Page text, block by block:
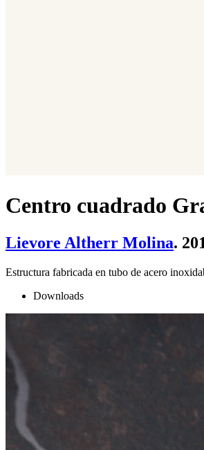
Centro cuadrado
Lievore Altherr Molina.
Estructura fabricada en tubo de acero
Downloads